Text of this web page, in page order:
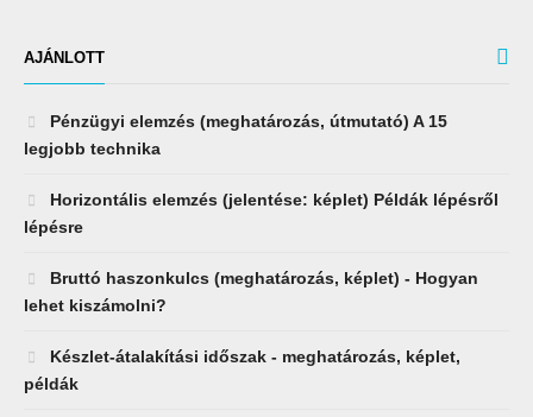
AJÁNLOTT
Pénzügyi elemzés (meghatározás, útmutató) A 15
legjobb technika
Horizontális elemzés (jelentése: képlet) Példák lépésről
lépésre
Bruttó haszonkulcs (meghatározás, képlet) - Hogyan
lehet kiszámolni?
Készlet-átalakítási időszak - meghatározás, képlet,
példák